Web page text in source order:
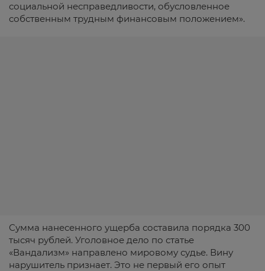
социальной несправедливости, обусловленное
собственным трудным финансовым положением».
Сумма нанесенного ущерба составила порядка 300
тысяч рублей. Уголовное дело по статье
«Вандализм» направлено мировому судье. Вину
нарушитель признает. Это не первый его опыт